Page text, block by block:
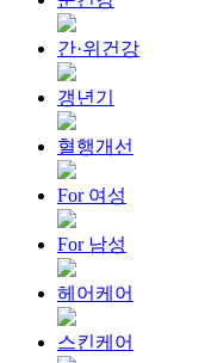
간·위건강
갱년기
혈행개선
For 여성
For 남성
헤어케어
스킨케어